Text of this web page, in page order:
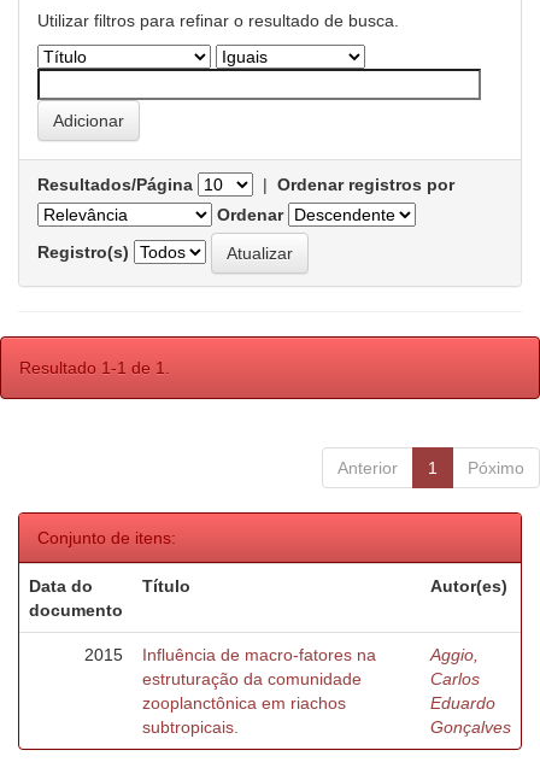
Utilizar filtros para refinar o resultado de busca.
Resultados/Página | Ordenar registros por
Ordenar
Registro(s)
Resultado 1-1 de 1.
Anterior 1 Póximo
Conjunto de itens:
Data do
documento
Título Autor(es)
2015
Influência de macro-fatores na
estruturação da comunidade
zooplanctônica em riachos
subtropicais.
Aggio,
Carlos
Eduardo
Gonçalves